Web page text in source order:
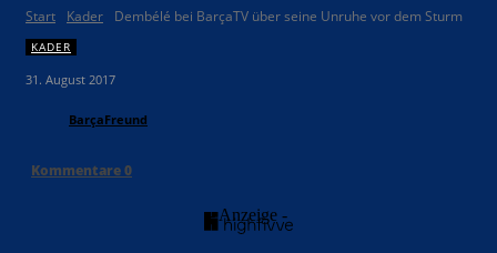
Start Kader Dembélé bei BarçaTV über seine Unruhe vor dem Sturm
KADER
31. August 2017
BarçaFreund
Kommentare0
- Anzeige -